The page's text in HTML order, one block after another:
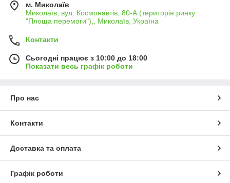
м. Миколаїв
Миколаїв, вул. Космонавтів, 80-А (територія ринку
"Площа перемоги"),, Миколаїв, Україна
Контакти
Сьогодні працює з 10:00 до 18:00
Показати весь графік роботи
Про нас
Контакти
Доставка та оплата
Графік роботи